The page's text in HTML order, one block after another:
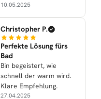
10.05.2025
Christopher P.
Perfekte Lösung fürs
Bad
Bin begeistert, wie
schnell der warm wird.
Klare Empfehlung.
27.04.2025